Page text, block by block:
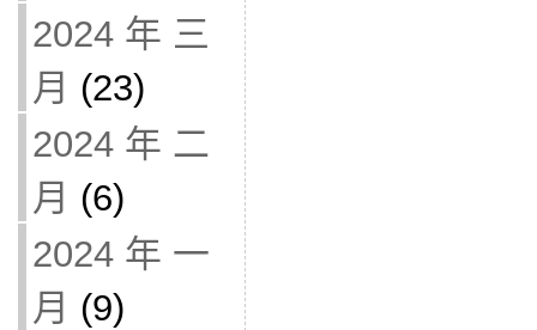
2024 年 三
月 (23)
2024 年 二
月 (6)
2024 年 一
月 (9)